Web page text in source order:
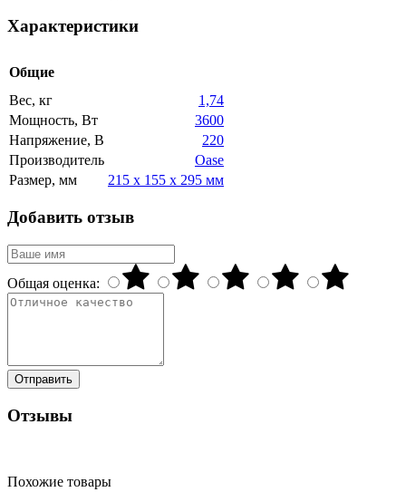
Характеристики
Общие
Вес, кг
1,74
Мощность, Вт
3600
Напряжение, В
220
Производитель
Oase
Размер, мм
215 х 155 х 295 мм
Добавить отзыв
Общая оценка:
Отправить
Отзывы
Похожие товары